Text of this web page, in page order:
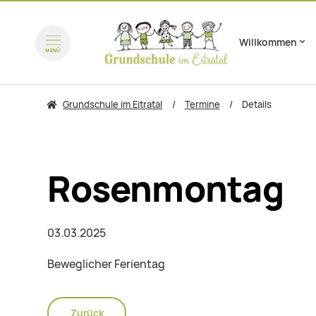
MENÜ
Navigation
Willkommen
zum Inhalt springen
Grundschule im Eitratal Termine Details
Rosenmontag
03.03.2025
Beweglicher Ferientag
Zurück